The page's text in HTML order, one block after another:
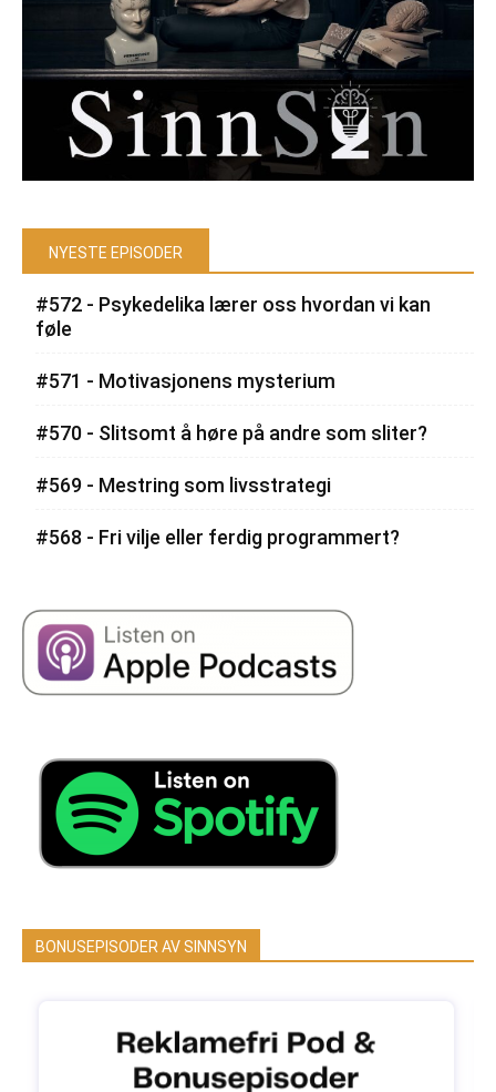
NYESTE EPISODER
#572 - Psykedelika lærer oss hvordan vi kan
føle
#571 - Motivasjonens mysterium
#570 - Slitsomt å høre på andre som sliter?
#569 - Mestring som livsstrategi
#568 - Fri vilje eller ferdig programmert?
BONUSEPISODER AV SINNSYN